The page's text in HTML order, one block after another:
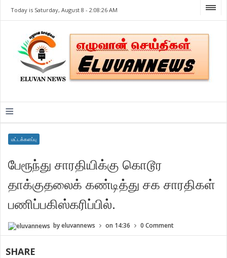
Today is Saturday, August 8 -2:08:26 AM
≡
மட்டக்களப்பு
பேரூந்து சாரதியிக்கு கொடூர
தாக்குதலைக் கண்டித்து சக சாரதிகள்
பணிப்பகிஸ்கரிப்பில்.
byeluvannews on 14:36 0 Comment
SHARE